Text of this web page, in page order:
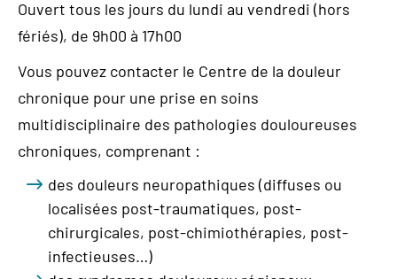
Ouvert tous les jours du lundi au vendredi (hors
fériés), de 9h00 à 17h00
Vous pouvez contacter le Centre de la douleur
chronique pour une prise en soins
multidisciplinaire des pathologies douloureuses
chroniques, comprenant :
des douleurs neuropathiques (diffuses ou
localisées post-traumatiques, post-
chirurgicales, post-chimiothérapies, post-
infectieuses…)